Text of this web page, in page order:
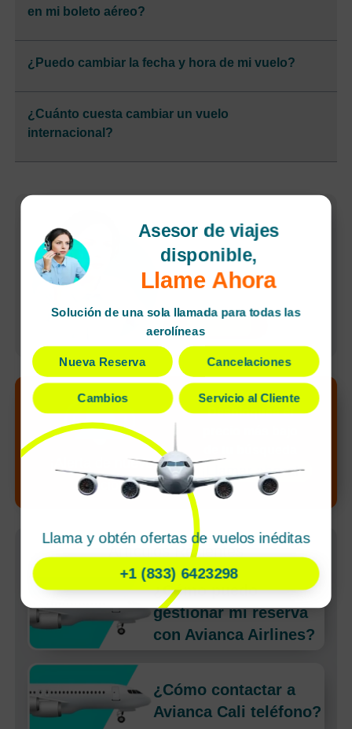
en mi boleto aéreo?
¿Puedo cambiar la fecha y hora de mi vuelo?
¿Cuánto cuesta cambiar un vuelo
internacional?
Reservas rápidas
Cancelaciones
sencillas
Agente dedicado
¡Alerta de nuevo
precio!
Desbloquea el
¡Llamar ahora!
Artículos Recientes
¿Cómo puedo
gestionar mi reserva
con Avianca Airlines?
¿Cómo contactar a
Avianca Cali teléfono?
Asesor de viajes
disponible,
Llame Ahora
Solución de una sola llamada para todas las
aerolíneas
Nueva Reserva Cancelaciones
Cambios Servicio al Cliente
Llama y obtén ofertas de vuelos inéditas
+1 (833) 6423298